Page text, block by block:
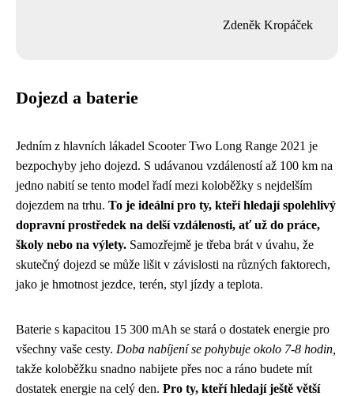
Zdeněk Kropáček
Dojezd a baterie
Jedním z hlavních lákadel Scooter Two Long Range 2021 je
bezpochyby jeho dojezd. S udávanou vzdáleností až 100 km na
jedno nabití se tento model řadí mezi koloběžky s nejdelším
dojezdem na trhu. To je ideální pro ty, kteří hledají spolehlivý
dopravní prostředek na delší vzdálenosti, ať už do práce,
školy nebo na výlety. Samozřejmě je třeba brát v úvahu, že
skutečný dojezd se může lišit v závislosti na různých faktorech,
jako je hmotnost jezdce, terén, styl jízdy a teplota.
Baterie s kapacitou 15 300 mAh se stará o dostatek energie pro
všechny vaše cesty. Doba nabíjení se pohybuje okolo 7-8 hodin,
takže koloběžku snadno nabijete přes noc a ráno budete mít
dostatek energie na celý den. Pro ty, kteří hledají ještě větší